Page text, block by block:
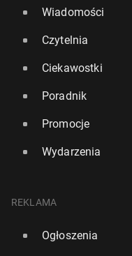
Wiadomości
Czytelnia
Ciekawostki
Poradnik
Promocje
Wydarzenia
REKLAMA
Ogłoszenia